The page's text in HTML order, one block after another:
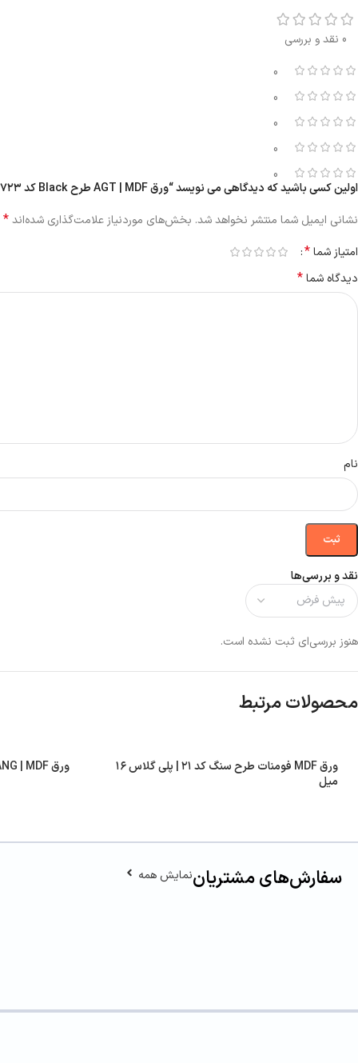
0 نقد و بررسی
0
0
0
0
0
نقد و بررسی‌ها
هنوز بررسی‌ای ثبت نشده است.
اولین کسی باشید که دیدگاهی می نویسد “ورق AGT | MDF طرح Black کد ۷۲۳ | سافت تاچ ۱۶ میل”
نشانی ایمیل شما منتشر نخواهد شد. بخش‌های موردنیاز علامت‌گذاری شده‌اند*
امتیاز شما*
دیدگاه شما*
نام
محصولات مرتبط
ورق MDF فومنات طرح سنگ کد ۲۱ | پلی گلاس ۱۶
میل
ورق ANG | MDF کد ۷۰۰۱ | هایگلاس ۱۶ میل
سفارش‌های مشتریاننمایش همه